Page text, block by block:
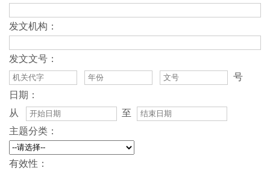
发文机构：
发文文号：
号
日期：
从
至
主题分类：
有效性：